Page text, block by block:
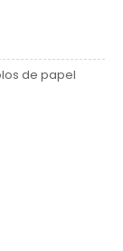
de papel